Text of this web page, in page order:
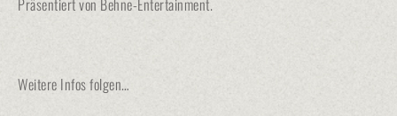
Präsentiert von Behne-Entertainment.
Weitere Infos folgen…